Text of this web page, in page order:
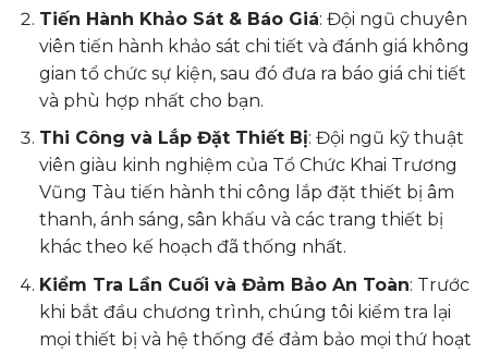
Tiến Hành Khảo Sát & Báo Giá: Đội ngũ chuyên
viên tiến hành khảo sát chi tiết và đánh giá không
gian tổ chức sự kiện, sau đó đưa ra báo giá chi tiết
và phù hợp nhất cho bạn.
Thi Công và Lắp Đặt Thiết Bị: Đội ngũ kỹ thuật
viên giàu kinh nghiệm của Tổ Chức Khai Trương
Vũng Tàu tiến hành thi công lắp đặt thiết bị âm
thanh, ánh sáng, sân khấu và các trang thiết bị
khác theo kế hoạch đã thống nhất.
Kiểm Tra Lần Cuối và Đảm Bảo An Toàn: Trước
khi bắt đầu chương trình, chúng tôi kiểm tra lại
mọi thiết bị và hệ thống để đảm bảo mọi thứ hoạt